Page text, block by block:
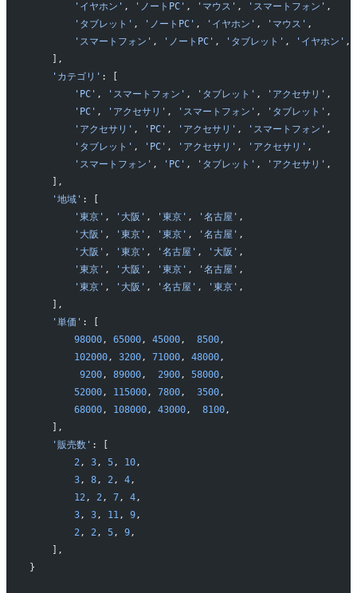
        'イヤホン'
, 'ノートPC' , 'マウス' , 'スマートフォン' ,
        'タブレット'
, 'ノートPC' , 'イヤホン' , 'マウス' ,
        'スマートフォン'
, 'ノートPC' , 'タブレット' , 'イヤホン' ,
    ],
    'カテゴリ'
: [
        'PC'
, 'スマートフォン' , 'タブレット' , 'アクセサリ' ,
        'PC'
, 'アクセサリ' , 'スマートフォン' , 'タブレット' ,
        'アクセサリ'
, 'PC' , 'アクセサリ' , 'スマートフォン' ,
        'タブレット'
, 'PC' , 'アクセサリ' , 'アクセサリ' ,
        'スマートフォン'
, 'PC' , 'タブレット' , 'アクセサリ' ,
    ],
    '地域'
: [
        '東京'
, '大阪' , '東京' , '名古屋' ,
        '大阪'
, '東京' , '東京' , '名古屋' ,
        '大阪'
, '東京' , '名古屋' , '大阪' ,
        '東京'
, '大阪' , '東京' , '名古屋' ,
        '東京'
, '大阪' , '名古屋' , '東京' ,
    ],
    '単価'
: [
        98000
, 65000, 45000, 8500,
        102000
, 3200, 71000, 48000,
         9200
, 89000, 2900, 58000,
        52000
, 115000, 7800, 3500,
        68000
, 108000, 43000, 8100,
    ],
    '販売数'
: [
        2
, 3, 5, 10,
        3
, 8, 2, 4,
        12
, 2, 7, 4,
        3
, 3, 11, 9,
        2
, 2, 5, 9,
    ],
}